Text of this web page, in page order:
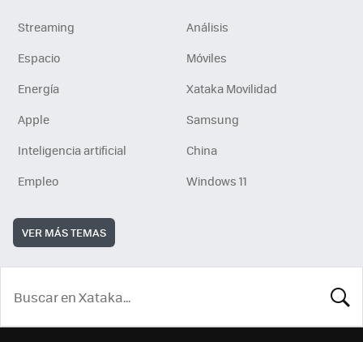
Streaming
Análisis
Espacio
Móviles
Energía
Xataka Movilidad
Apple
Samsung
Inteligencia artificial
China
Empleo
Windows 11
VER MÁS TEMAS